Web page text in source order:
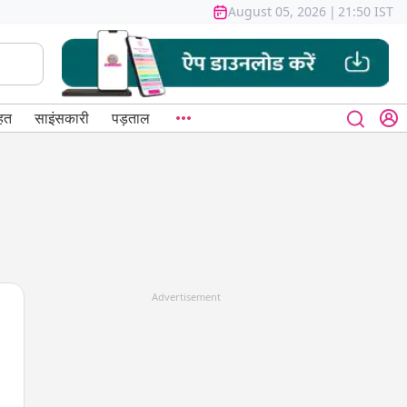
August 05, 2026 | 21:50 IST
साइंसकारी पड़ताल
Advertisement